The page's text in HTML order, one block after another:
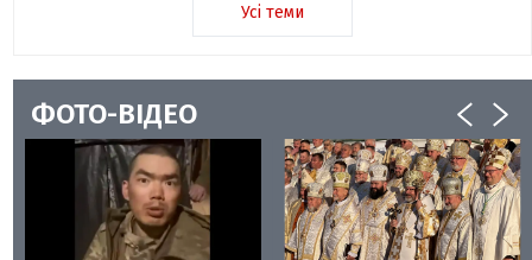
Усі теми
ФОТО-ВІДЕО